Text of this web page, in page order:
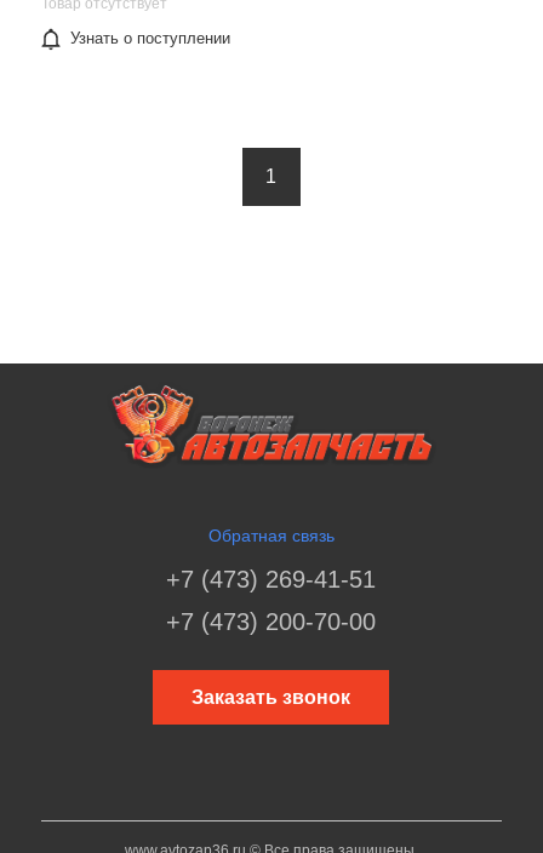
Товар отсутствует
Узнать о поступлении
1
Обратная связь
+7 (473) 269-41-51
+7 (473) 200-70-00
Заказать звонок